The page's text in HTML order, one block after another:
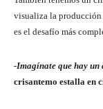
visualiza la producción
es el desafío más
-Imagínate que hay un
crisantemo estalla en